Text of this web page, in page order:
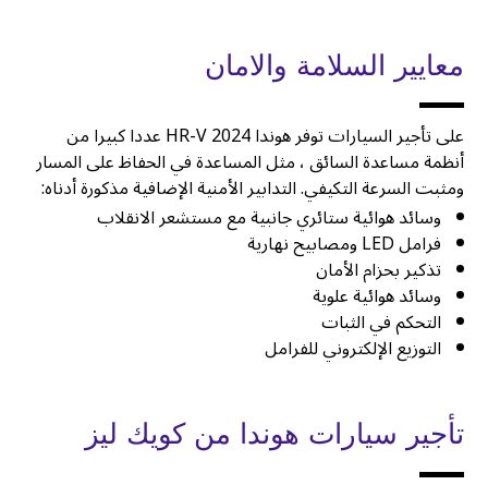
معايير السلامة والامان
على تأجير السيارات توفر هوندا HR-V 2024 عددا كبيرا من
أنظمة مساعدة السائق ، مثل المساعدة في الحفاظ على المسار
ومثبت السرعة التكيفي. التدابير الأمنية الإضافية مذكورة أدناه:
وسائد هوائية ستائري جانبية مع مستشعر الانقلاب
فرامل LED ومصابيح نهارية
تذكير بحزام الأمان
وسائد هوائية علوية
التحكم في الثبات
التوزيع الإلكتروني للفرامل
تأجير سيارات هوندا من كويك ليز